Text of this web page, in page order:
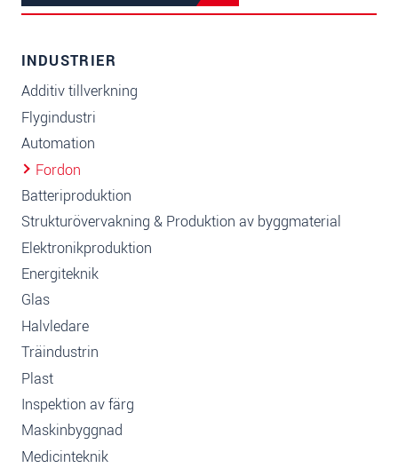
INDUSTRIER
Additiv tillverkning
Flygindustri
Automation
Fordon
Batteriproduktion
Strukturövervakning & Produktion av byggmaterial
Elektronikproduktion
Energiteknik
Glas
Halvledare
Träindustrin
Plast
Inspektion av färg
Maskinbyggnad
Medicinteknik